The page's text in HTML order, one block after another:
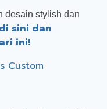
desain stylish dan
sini dan
ini!
Custom